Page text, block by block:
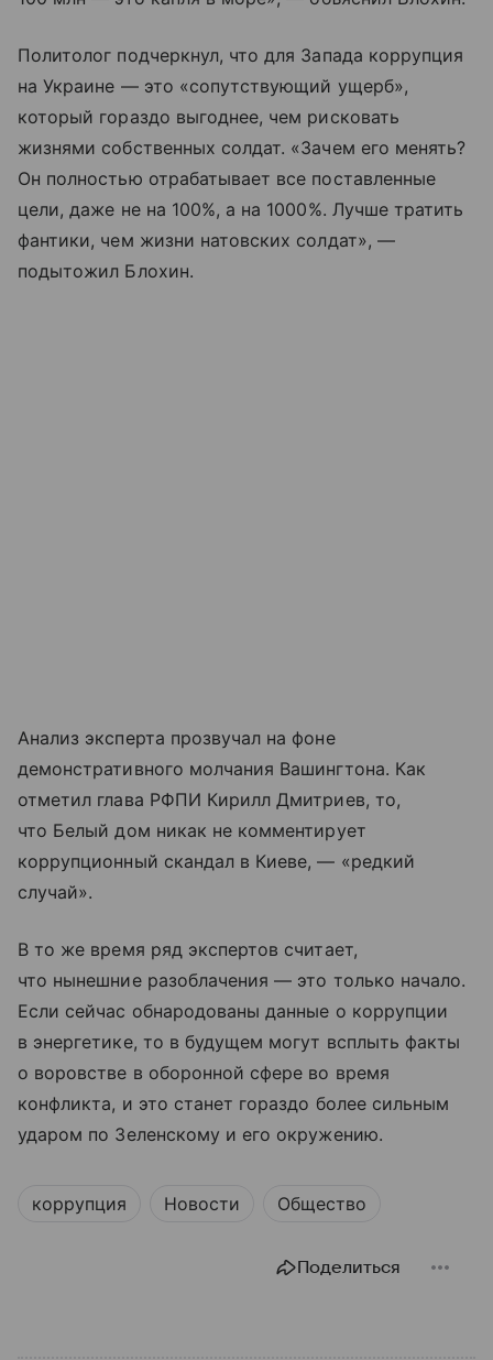
Политолог подчеркнул, что для Запада коррупция
на Украине — это «сопутствующий ущерб»,
который гораздо выгоднее, чем рисковать
жизнями собственных солдат. «Зачем его менять?
Он полностью отрабатывает все поставленные
цели, даже не на 100%, а на 1000%. Лучше тратить
фантики, чем жизни натовских солдат», —
подытожил Блохин.
Анализ эксперта прозвучал на фоне
демонстративного молчания Вашингтона. Как
отметил глава РФПИ Кирилл Дмитриев, то,
что Белый дом никак не комментирует
коррупционный скандал в Киеве, — «редкий
случай».
В то же время ряд экспертов считает,
что нынешние разоблачения — это только начало.
Если сейчас обнародованы данные о коррупции
в энергетике, то в будущем могут всплыть факты
о воровстве в оборонной сфере во время
конфликта, и это станет гораздо более сильным
ударом по Зеленскому и его окружению.
коррупция Новости Общество
Поделиться